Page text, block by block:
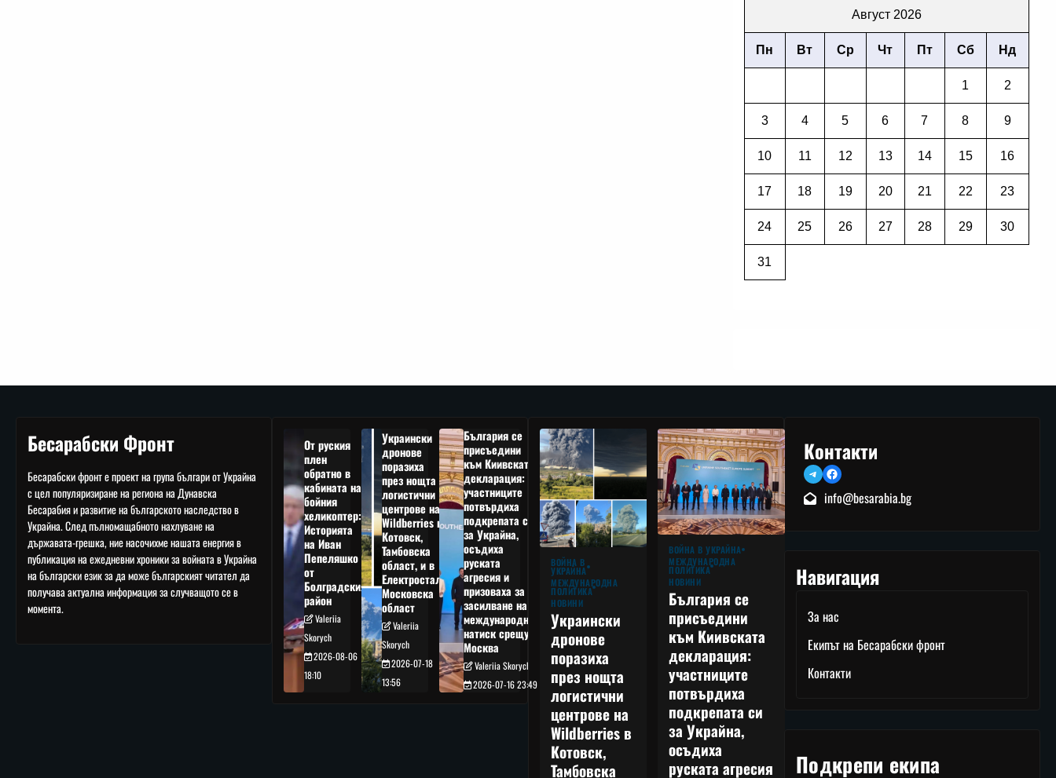
Август 2026
Пн Вт Ср Чт Пт Сб Нд
1 2
3 4 5 6 7 8 9
10 11 12 13 14 15 16
17 18 19 20 21 22 23
24 25 26 27 28 29 30
31
Бесарабски Фронт
Бесарабски фронт е проект на група българи от Украйна
с цел популяризиране на региона на Дунавска
Бесарабия и развитие на българското наследство в
Украйна. След пълномащабното нахлуване на
държавата-грешка, ние насочихме нашата енергия в
публикация на ежедневни хроники за войната в Украйна
на български език за да може българският читател да
получава актуална информация за случващото се в
момента.
От руския
плен
обратно в
кабината на
бойния
хеликоптер:
Историята
на Иван
Пепеляшко
от
Болградския
район
Valeriia
Skorych
2026-08-06
18:10
Украински
дронове
поразиха
през нощта
логистични
центрове на
Wildberries в
Котовск,
Тамбовска
област, и в
Електростал,
Московска
област
Valeriia
Skorych
2026-07-18
13:56
България се
присъедини
към Киивската
декларация:
участниците
потвърдиха
подкрепата си
за Украйна,
осъдиха
руската
агресия и
призоваха за
засилване на
международния
натиск срещу
Москва
Valeriia Skorych
2026-07-16 23:49
ВОЙНА В
УКРАЙНА
МЕЖДУНАРОДНА
ПОЛИТИКА
НОВИНИ
Украински
дронове
поразиха
през нощта
логистични
центрове на
Wildberries в
Котовск,
Тамбовска
ВОЙНА В УКРАЙНА
МЕЖДУНАРОДНА
ПОЛИТИКА
НОВИНИ
България се
присъедини
към Киивската
декларация:
участниците
потвърдиха
подкрепата си
за Украйна,
осъдиха
руската агресия
Контакти
TelegramFacebook
info@besarabia.bg
Навигация
За нас
Екипът на Бесарабски фронт
Контакти
Подкрепи екипа